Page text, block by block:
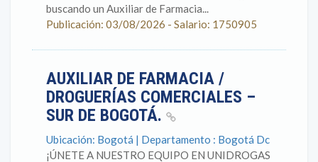
buscando un Auxiliar de Farmacia...
Publicación: 03/08/2026 - Salario: 1750905
AUXILIAR DE FARMACIA /
DROGUERÍAS COMERCIALES –
SUR DE BOGOTÁ.
Ubicación: Bogotá | Departamento : Bogotá Dc
¡ÚNETE A NUESTRO EQUIPO EN UNIDROGAS